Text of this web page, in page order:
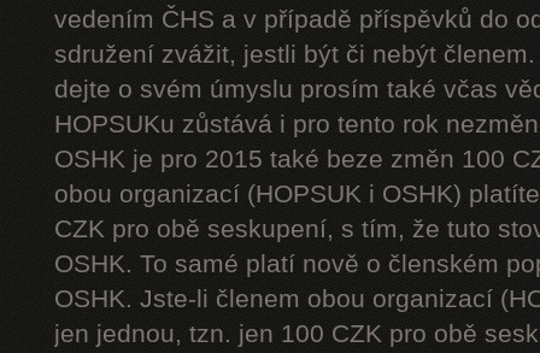
vedením ČHS a v případě příspěvků do
sdružení zvážit, jestli být či nebýt
dejte o svém úmyslu prosím také včas
HOPSUKu zůstává i pro tento rok
OSHK je pro 2015 také beze změn 100
obou organizací (HOPSUK i OSHK)
CZK pro obě seskupení, s tím, že tuto
OSHK. To samé platí nově o členském
OSHK. Jste-li členem obou organizací
jen jednou, tzn. jen 100 CZK pro obě